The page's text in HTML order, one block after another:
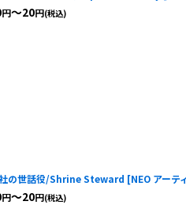
円～20円(税込)
の世話役/Shrine Steward [NEO アーテ
円～20円(税込)